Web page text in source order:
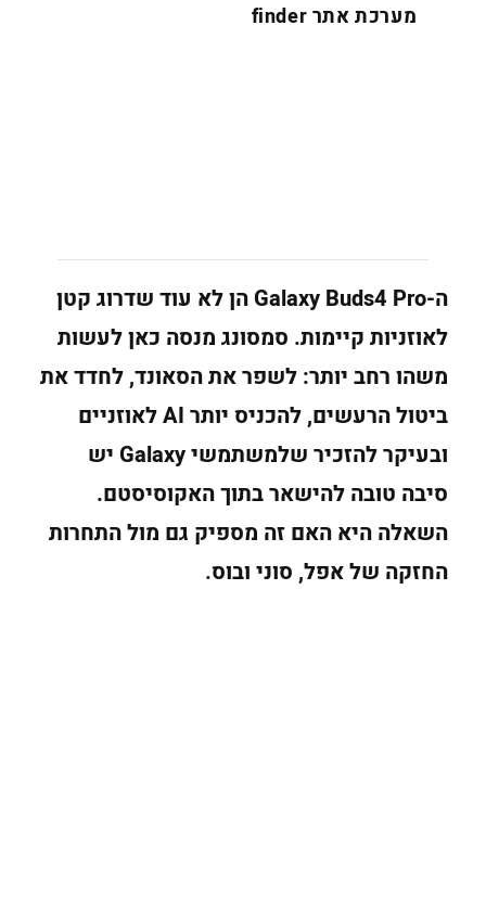
מערכת אתר finder
ה-Galaxy Buds4 Pro הן לא עוד שדרוג קטן
לאוזניות קיימות. סמסונג מנסה כאן לעשות
משהו רחב יותר: לשפר את הסאונד, לחדד את
ביטול הרעשים, להכניס יותר AI לאוזניים
ובעיקר להזכיר שלמשתמשי Galaxy יש
סיבה טובה להישאר בתוך האקוסיסטם.
השאלה היא האם זה מספיק גם מול התחרות
החזקה של אפל, סוני ובוס.